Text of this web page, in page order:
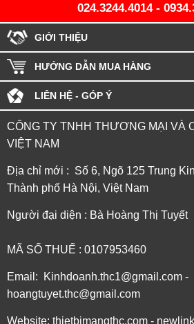
024.3244.4014-
GIỚI THIỆU
HƯỚNG DẪN MUA HÀNG
LIÊN HỆ - GÓP Ý
CÔNG TY TNHH THƯƠNG MẠI VÀ
VIỆT NAM
Địa chỉ mới : Số 6, Ngõ 125 Trung
Thành phố Hà Nội, Việt Nam
Người đại diện : Bà Hoàng Thị Tuyết
MÃ SỐ THUẾ : 0107953460
Email: Kinhdoanh.thc1@gmail.com -
hoangtuyet.thc@gmail.com
Website: thietbimangthc.com -